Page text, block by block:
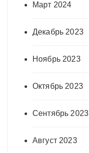
Март 2024
Декабрь 2023
Ноябрь 2023
Октябрь 2023
Сентябрь 2023
Август 2023